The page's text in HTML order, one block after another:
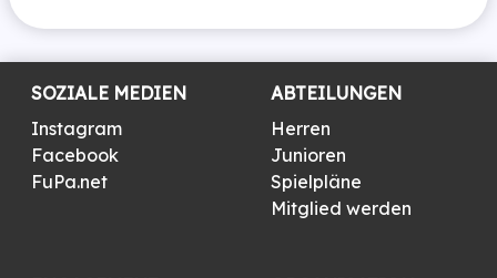
SOZIALE MEDIEN
Instagram
Facebook
FuPa.net
ABTEILUNGEN
Herren
Junioren
Spielpläne
Mitglied werden